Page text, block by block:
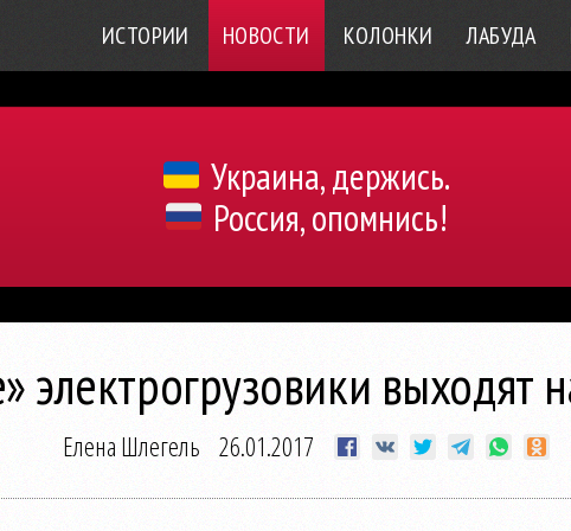
ИСТОРИИ НОВОСТИ КОЛОНКИ ЛАБУДА
Украина, держись.
Россия, опомнись!
электрогрузовики выходят
Елена Шлегель 26.01.2017